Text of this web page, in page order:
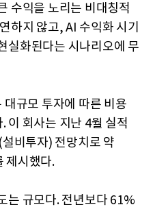
수익을 노리는 비대칭적
하지 않고, AI 수익화 시기
실화된다는 시나리오에 무
대규모 투자에 따른 비용
이 회사는 지난 4월 실적
비투자) 전망치로 약
제시했다.
는 규모다. 전년보다 61%